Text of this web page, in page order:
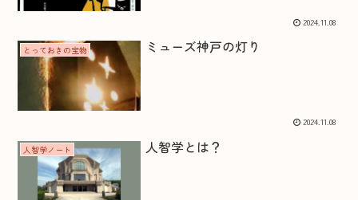
2024.11.08
とっておきの宝物 ミューズ神戸の灯り
2024.11.08
人智学ノート 人智学とは？